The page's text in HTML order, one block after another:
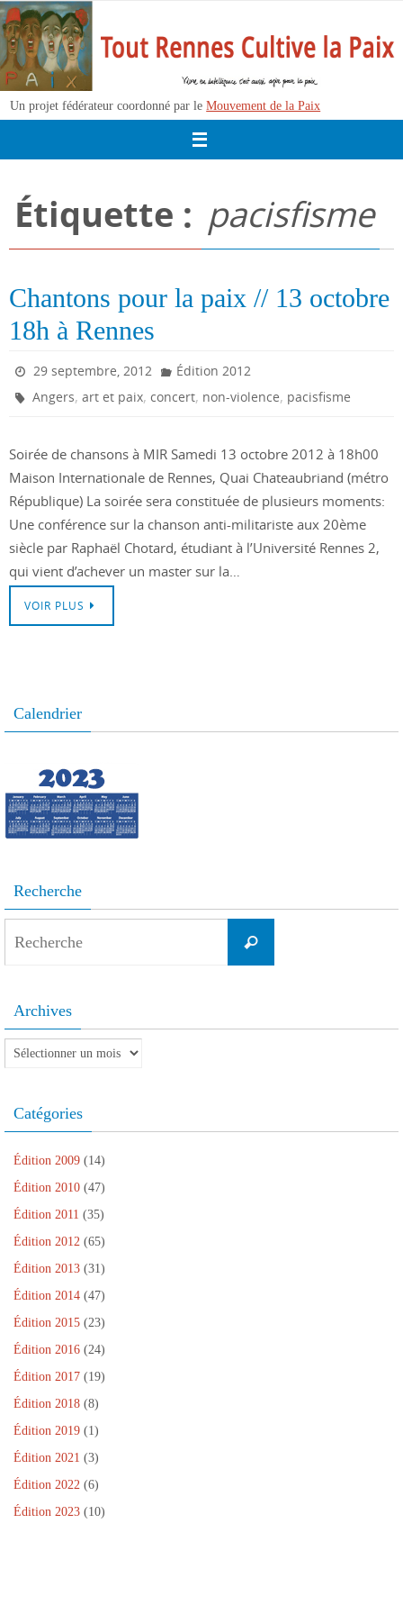
Passer
vers
le
contenu
Un projet fédérateur coordonné par leMouvement de la Paix
Étiquette : pacisfisme
Chantons pour la paix // 13 octobre
18h à Rennes
29 septembre, 2012
Édition 2012
Angers,art et paix,concert, non-violence, pacisfisme
Soirée de chansons à MIR Samedi 13 octobre 2012 à 18h00
Maison Internationale de Rennes, Quai Chateaubriand (métro
République) La soirée sera constituée de plusieurs moments:
Une conférence sur la chanson anti-militariste aux 20ème
siècle par Raphaël Chotard, étudiant à l’Université Rennes 2,
qui vient d’achever un master sur la…
VOIR PLUS
Calendrier
Recherche
Recherche
Archives
Archives
Catégories
Édition 2009 (14)
Édition 2010 (47)
Édition 2011 (35)
Édition 2012 (65)
Édition 2013 (31)
Édition 2014 (47)
Édition 2015 (23)
Édition 2016 (24)
Édition 2017 (19)
Édition 2018 (8)
Édition 2019 (1)
Édition 2021 (3)
Édition 2022 (6)
Édition 2023 (10)